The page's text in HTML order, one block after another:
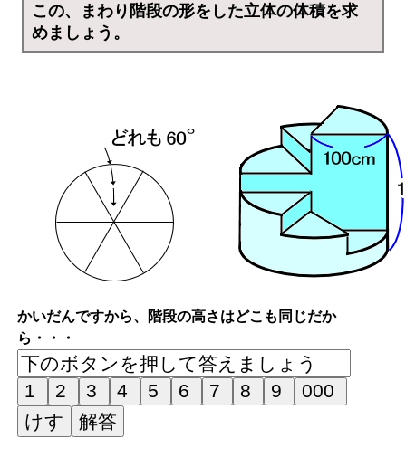
この、まわり階段の形をした立体の体積を求
めましょう。
かいだんですから、階段の高さはどこも同じだか
ら・・・